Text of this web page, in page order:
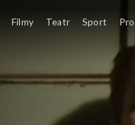
Filmy Teatr Sport